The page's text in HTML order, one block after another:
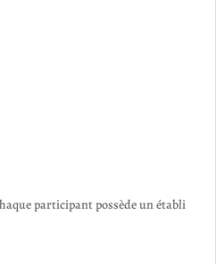
participant possède un établi